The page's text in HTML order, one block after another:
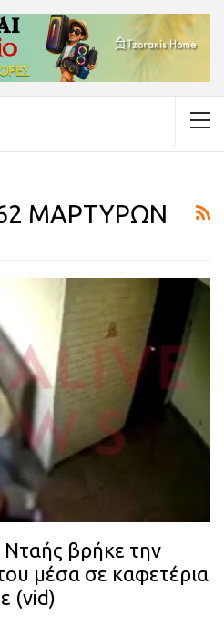
ΜΑΡΤΥΡΩΝ
βρήκε την
μέσα σε καφετέρια
(vid)